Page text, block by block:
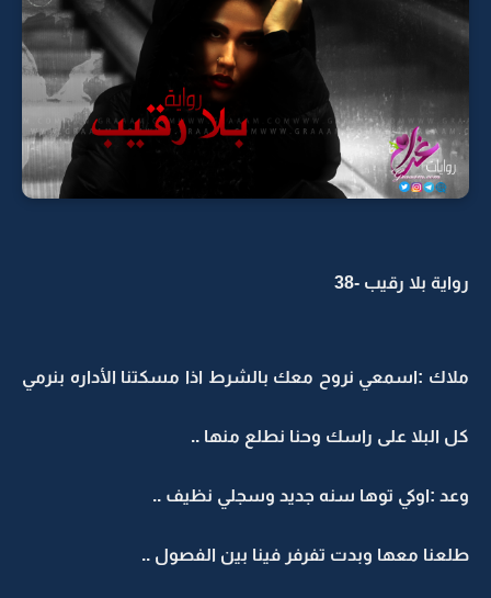
رواية بلا رقيب -38
ملاك :اسمعي نروح معك بالشرط اذا مسكتنا الأداره بنرمي
كل البلا على راسك وحنا نطلع منها ..
وعد :اوكي توها سنه جديد وسجلي نظيف ..
طلعنا معها وبدت تفرفر فينا بين الفصول ..